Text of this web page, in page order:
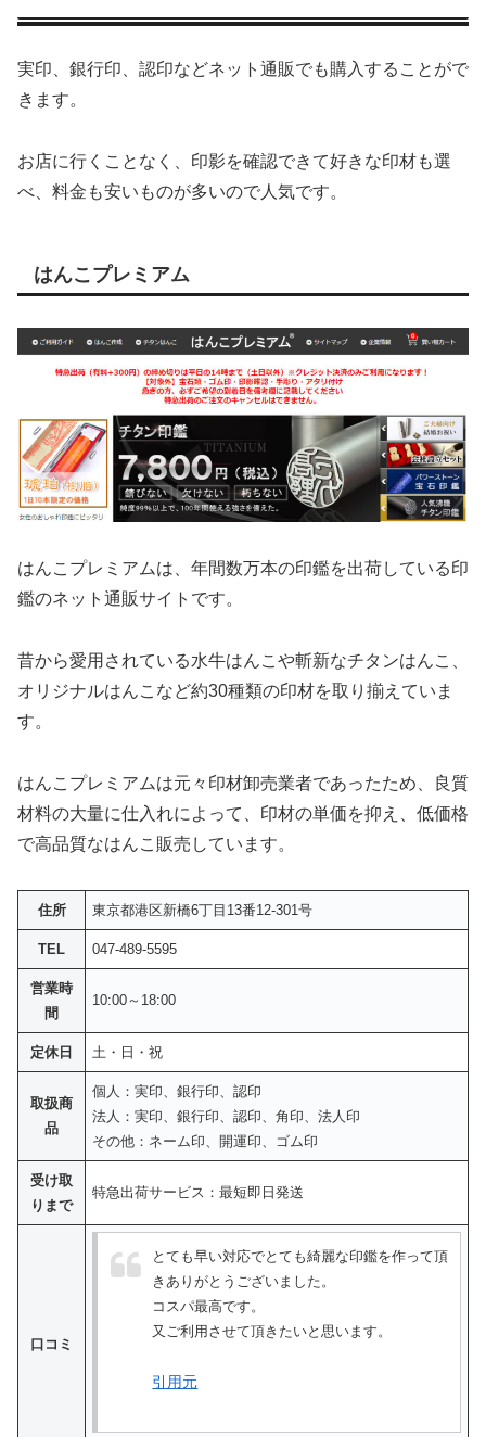
実印、銀行印、認印などネット通販でも購入することがで
きます。
お店に行くことなく、印影を確認できて好きな印材も選
べ、料金も安いものが多いので人気です。
はんこプレミアム
はんこプレミアムは、年間数万本の印鑑を出荷している印
鑑のネット通販サイトです。
昔から愛用されている水牛はんこや斬新なチタンはんこ、
オリジナルはんこなど約30種類の印材を取り揃えていま
す。
はんこプレミアムは元々印材卸売業者であったため、良質
材料の大量に仕入れによって、印材の単価を抑え、低価格
で高品質なはんこ販売しています。
住所 東京都港区新橋6丁目13番12-301号
TEL 047-489-5595
営業時
間
10:00～18:00
定休日 土・日・祝
取扱商
品
個人：実印、銀行印、認印
法人：実印、銀行印、認印、角印、法人印
その他：ネーム印、開運印、ゴム印
受け取
りまで
特急出荷サービス：最短即日発送
口コミ
とても早い対応でとても綺麗な印鑑を作って頂
きありがとうございました。
コスパ最高です。
又ご利用させて頂きたいと思います。
引用元